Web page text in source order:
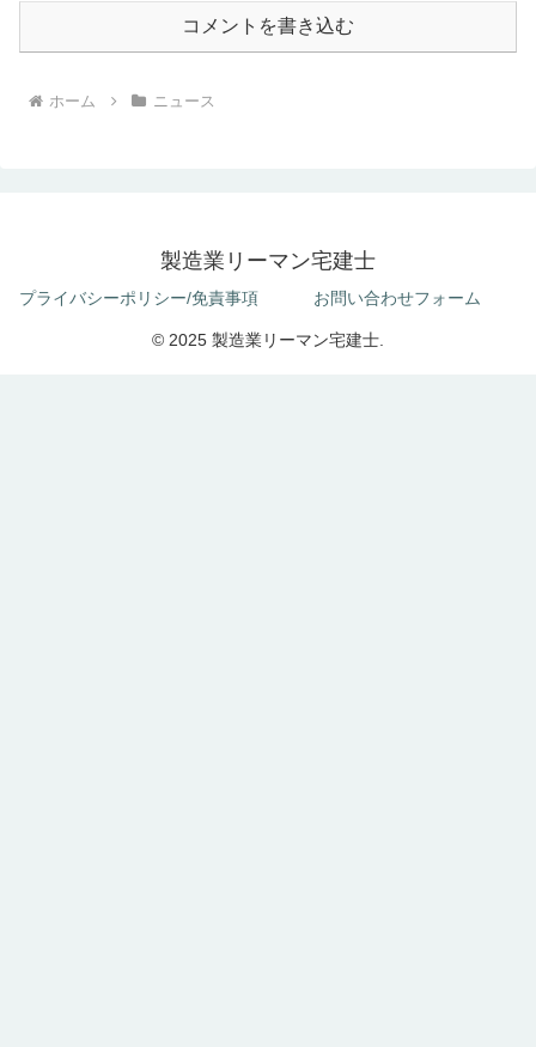
コメントを書き込む
ホーム ニュース
製造業リーマン宅建士
プライバシーポリシー/免責事項 お問い合わせフォーム
© 2025 製造業リーマン宅建士.